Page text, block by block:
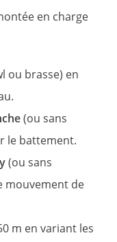
en charge
ou brasse) en
(ou sans
le battement.
(ou sans
mouvement de
m en variant les